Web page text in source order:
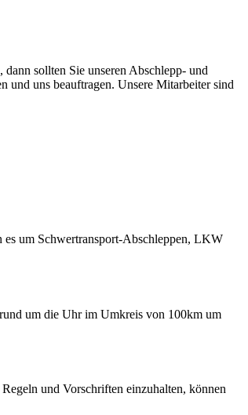
sollten Sie unseren Abschlepp- und
und uns beauftragen. Unsere Mitarbeiter sind
um Schwertransport-Abschleppen, LKW
um die Uhr im Umkreis von 100km um
und Vorschriften einzuhalten, können